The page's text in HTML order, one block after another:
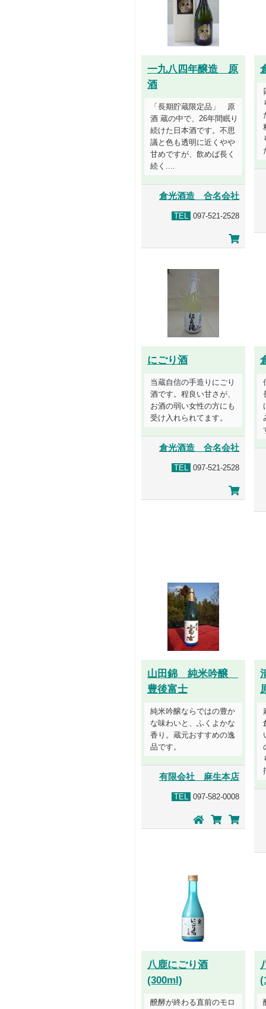
一九八四年醸造 原
酒
「長期貯蔵限定品」 原
酒 蔵の中で、26年間眠り
続けた日本酒です。不思
議と色も透明に近くやや
甘めですが、飲めば長く
続く....
倉光酒造 合名会社
TEL 097-521-2528
にごり酒
当蔵自信の手造りにごり
酒です。程良い甘さが、
お酒の弱い女性の方にも
受け入れられてます。
倉光酒造 合名会社
TEL 097-521-2528
山田錦 純米吟醸
豊後富士
純米吟醸ならではの豊か
な味わいと、ふくよかな
香り。蔵元おすすめの逸
品です。
有限会社 麻生本店
TEL 097-582-0008
八鹿にごり酒
(300ml)
醗酵が終わる直前のモロ